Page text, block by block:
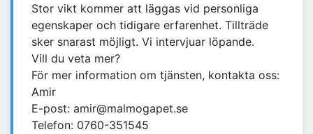
Stor vikt kommer att läggas vid personliga
egenskaper och tidigare erfarenhet. Tillträde
sker snarast möjligt. Vi intervjuar löpande.
Vill du veta mer?
För mer information om tjänsten, kontakta oss:
Amir
E-post: amir@malmogapet.se
Telefon: 0760-351545